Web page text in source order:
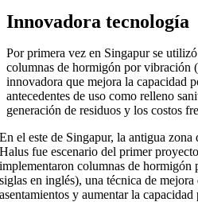
Innovadora tecnología
Por primera vez en Singapur se
columnas de hormigón por vibración
innovadora que mejora la capacidad
antecedentes de uso como relleno
generación de residuos y los costos
En el este de Singapur, la antigua
Halus fue escenario del primer
implementaron columnas de
siglas en inglés), una técnica de
asentamientos y aumentar la